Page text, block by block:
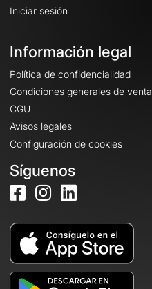
Iniciar sesión
Información legal
Política de confidencialidad
Condiciones generales de venta
CGU
Avisos legales
Configuración de cookies
Síguenos